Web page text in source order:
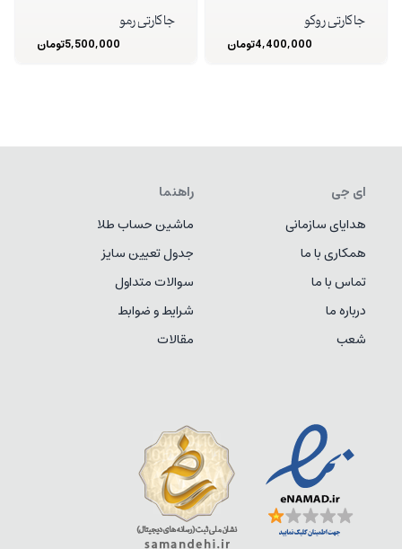
جا کارتی روکو
4,400,000تومان
جا کارتی رمو
5,500,000تومان
ای جی
هدایای سازمانی
همکاری با ما
تماس با ما
درباره ما
شعب
راهنما
ماشین حساب طلا
جدول تعیین سایز
سوالات متداول
شرایط و ضوابط
مقالات